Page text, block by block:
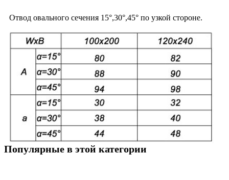
Отвод овального сечения 15°,30°,45° по узкой стороне.
Популярные в этой категории